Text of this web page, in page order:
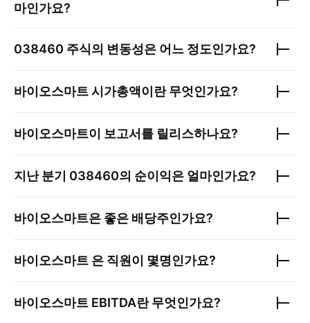
마인가요?
038460 주식의 변동성은 어느 정도인가요?
바이오스마트시가총액이란 무엇인가요?
바이오스마트이 보고서를 릴리스하나요?
지난 분기 038460의 순이익은 얼마인가요?
바이오스마트은 좋은 배당주인가요?
바이오스마트 은 직원이 몇명인가요?
바이오스마트 EBITDA란 무엇인가요?